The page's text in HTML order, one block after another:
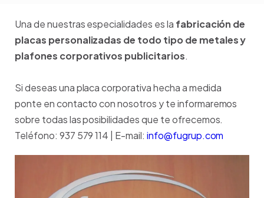
Una de nuestras especialidades es la fabricación de
placas personalizadas de todo tipo de metales y
plafones corporativos publicitarios.
Si deseas una placa corporativa hecha a medida
ponte en contacto con nosotros y te informaremos
sobre todas las posibilidades que te ofrecemos.
Teléfono: 937 579 114 | E-mail: info@fugrup.com